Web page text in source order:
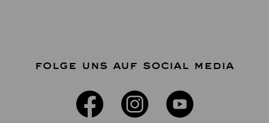
FOLGE UNS AUF SOCIAL MEDIA